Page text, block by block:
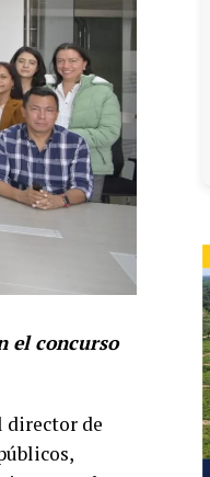
el concurso
director de